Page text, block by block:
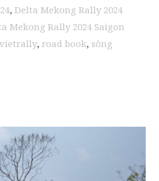
,Delta Mekong Rally 2024
Mekong Rally 2024 Saigon
,road book, sông